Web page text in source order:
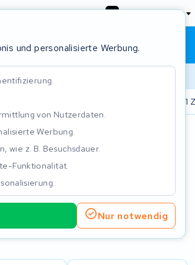
Deutschland
Warenkorb Anmeldung
ISO 9001
und personalisierte Werbung.
von Nutzerdaten.
Werbung.
wie z. B. Besuchsdauer.
Funktionalität.
Nur notwendig